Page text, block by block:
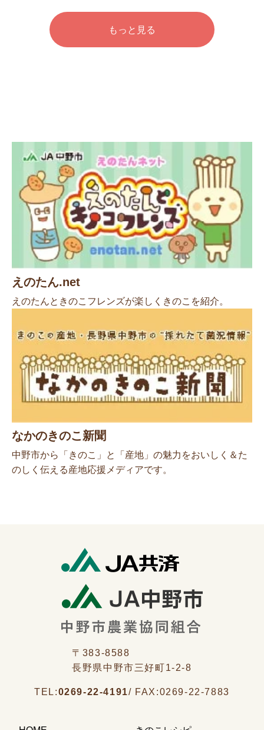
もっと見る
えのたん.net
えのたんときのこフレンズが楽しくきのこを紹介。
なかのきのこ新聞
中野市から「きのこ」と「産地」の魅力をおいしく＆た
のしく伝える産地応援メディアです。
〒383-8588
長野県中野市三好町1-2-8
TEL:0269-22-4191/ FAX:0269-22-7883